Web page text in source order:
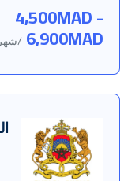
4,500MAD -
6,900MAD
/